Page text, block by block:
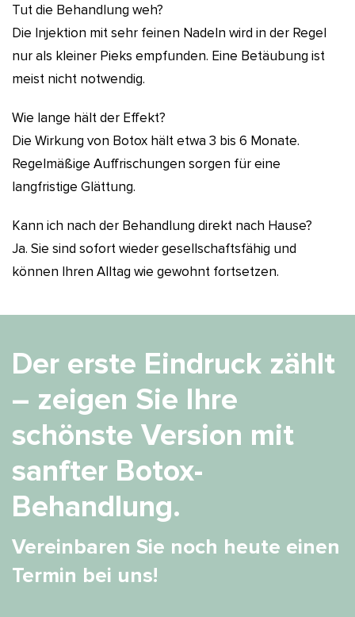
Tut die Behandlung weh?
Die Injektion mit sehr feinen Nadeln wird in der Regel
nur als kleiner Pieks empfunden. Eine Betäubung ist
meist nicht notwendig.
Wie lange hält der Effekt?
Die Wirkung von Botox hält etwa 3 bis 6 Monate.
Regelmäßige Auffrischungen sorgen für eine
langfristige Glättung.
Kann ich nach der Behandlung direkt nach Hause?
Ja. Sie sind sofort wieder gesellschaftsfähig und
können Ihren Alltag wie gewohnt fortsetzen.
Der erste Eindruck zählt
– zeigen Sie Ihre
schönste Version mit
sanfter Botox-
Behandlung.
Vereinbaren Sie noch heute einen
Termin bei uns!